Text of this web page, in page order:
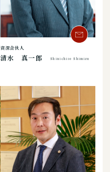
资深合伙人
清水 真一郎 Shinichiro Shimizu